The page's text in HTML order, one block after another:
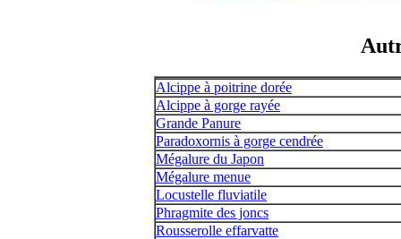
Alcippe à poitrine dorée
Alcippe à gorge rayée
Grande Panure
Paradoxornis à gorge cendrée
Mégalure du Japon
Mégalure menue
Locustelle fluviatile
Phragmite des joncs
Rousserolle effarvatte